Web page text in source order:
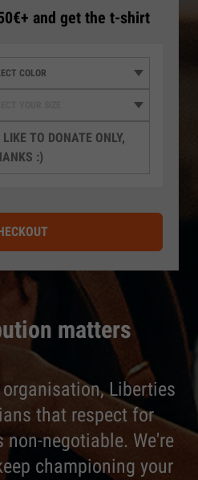
matters
Liberties
that respect for
non-negotiable. We're
championing your
and get the t-shirt
LIKE TO DONATE ONLY,
:)